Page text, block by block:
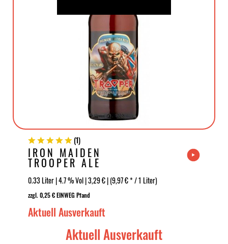
(1)
IRON MAIDEN
TROOPER ALE
0.33 Liter | 4.7 % Vol | 3,29 € | (9,97 € * / 1 Liter)
zzgl. 0,25 € EINWEG Pfand
Aktuell Ausverkauft
Aktuell Ausverkauft